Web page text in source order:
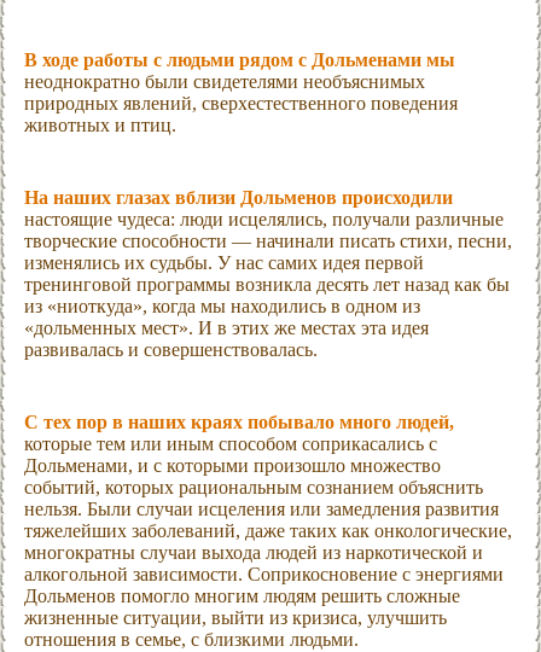
В ходе работы с людьми рядом с Дольменами мы
неоднократно были свидетелями необъяснимых
природных явлений, сверхестественного поведения
животных и птиц.
На наших глазах вблизи Дольменов происходили
настоящие чудеса: люди исцелялись, получали различные
творческие способности — начинали писать стихи, песни,
изменялись их судьбы. У нас самих идея первой
тренинговой программы возникла десять лет назад как бы
из «ниоткуда», когда мы находились в одном из
«дольменных мест». И в этих же местах эта идея
развивалась и совершенствовалась.
С тех пор в наших краях побывало много людей,
которые тем или иным способом соприкасались с
Дольменами, и с которыми произошло множество
событий, которых рациональным сознанием объяснить
нельзя. Были случаи исцеления или замедления развития
тяжелейших заболеваний, даже таких как онкологические,
многократны случаи выхода людей из наркотической и
алкогольной зависимости. Соприкосновение с энергиями
Дольменов помогло многим людям решить сложные
жизненные ситуации, выйти из кризиса, улучшить
отношения в семье, с близкими людьми.